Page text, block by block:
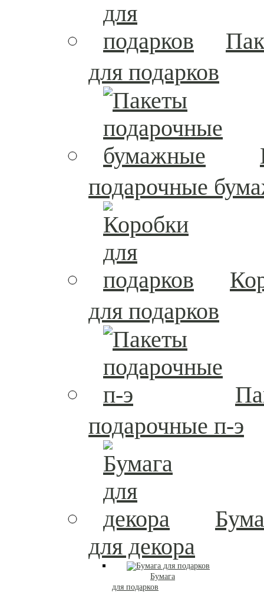
для подарков
подарочные
для подарков
подарочные п-э
для декора
Бумага
для подарков